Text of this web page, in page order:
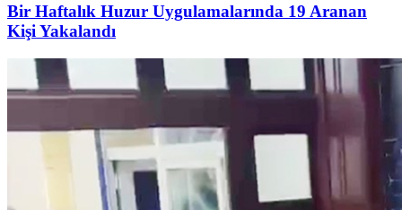
Bir Haftalık Huzur Uygulamalarında 19 Aranan
Kişi Yakalandı